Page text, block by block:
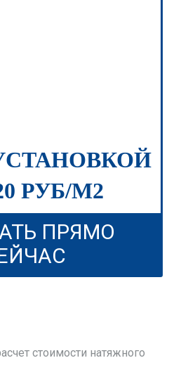
РУБ/М2
ПРЯМО
стоимости натяжного